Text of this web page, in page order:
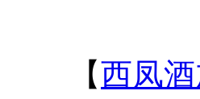
【西凤